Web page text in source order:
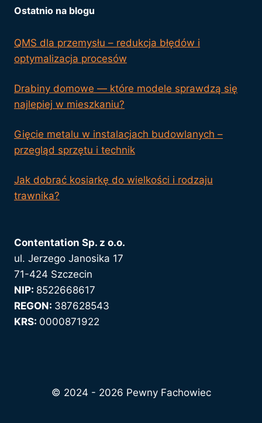
Ostatnio na blogu
QMS dla przemysłu – redukcja błędów i
optymalizacja procesów
Drabiny domowe — które modele sprawdzą się
najlepiej w mieszkaniu?
Gięcie metalu w instalacjach budowlanych –
przegląd sprzętu i technik
Jak dobrać kosiarkę do wielkości i rodzaju
trawnika?
Contentation Sp. z o.o.
ul. Jerzego Janosika 17
71-424 Szczecin
NIP: 8522668617
REGON: 387628543
KRS: 0000871922
© 2024 - 2026 Pewny Fachowiec